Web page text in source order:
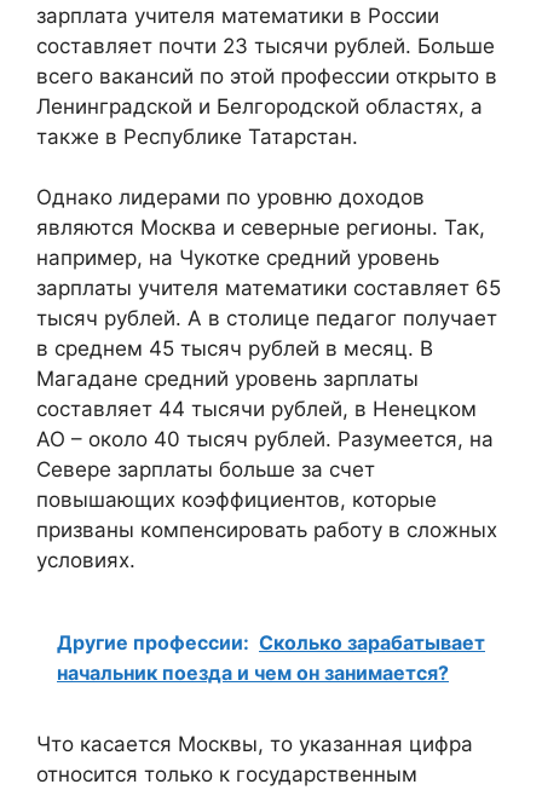
зарплата учителя математики в России
составляет почти 23 тысячи рублей. Больше
всего вакансий по этой профессии открыто в
Ленинградской и Белгородской областях, а
также в Республике Татарстан.
Однако лидерами по уровню доходов
являются Москва и северные регионы. Так,
например, на Чукотке средний уровень
зарплаты учителя математики составляет 65
тысяч рублей. А в столице педагог получает
в среднем 45 тысяч рублей в месяц. В
Магадане средний уровень зарплаты
составляет 44 тысячи рублей, в Ненецком
АО – около 40 тысяч рублей. Разумеется, на
Севере зарплаты больше за счет
повышающих коэффициентов, которые
призваны компенсировать работу в сложных
условиях.
Другие профессии: Сколько зарабатывает
начальник поезда и чем он занимается?
Что касается Москвы, то указанная цифра
относится только к государственным